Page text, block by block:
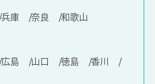
兵庫 奈良
和歌山
広島 山口 徳島
香川